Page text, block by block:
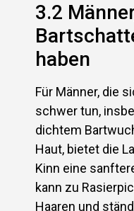
3.2
haben
Für Männer, die
schwer tun,
dichtem
Haut, bietet die
Kinn eine
kann zu
Haaren und